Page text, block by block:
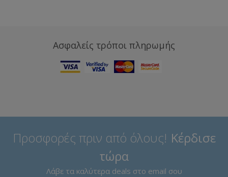
Ασφαλείς τρόποι πληρωμής
Προσφορές πριν από όλους! Κέρδισε
τώρα
Λάβε τα καλύτερα deals στο email σου